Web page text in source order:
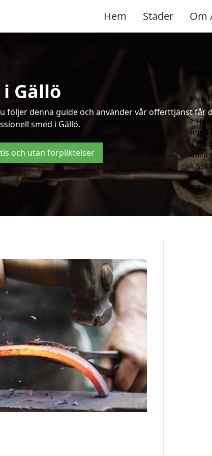
Hem Städer Om
Gällö
denna guide och använder vår offerttjänst får
smed i Gällö.
och utan förpliktelser
1 Vad
Gällö
2 Hur
smed i
3
smed i
4 Sök
Gällö